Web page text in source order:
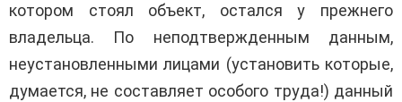
котором стоял объект, остался у прежнего
владельца. По неподтвержденным данным,
неустановленными лицами (установить которые,
думается, не составляет особого труда!) данный